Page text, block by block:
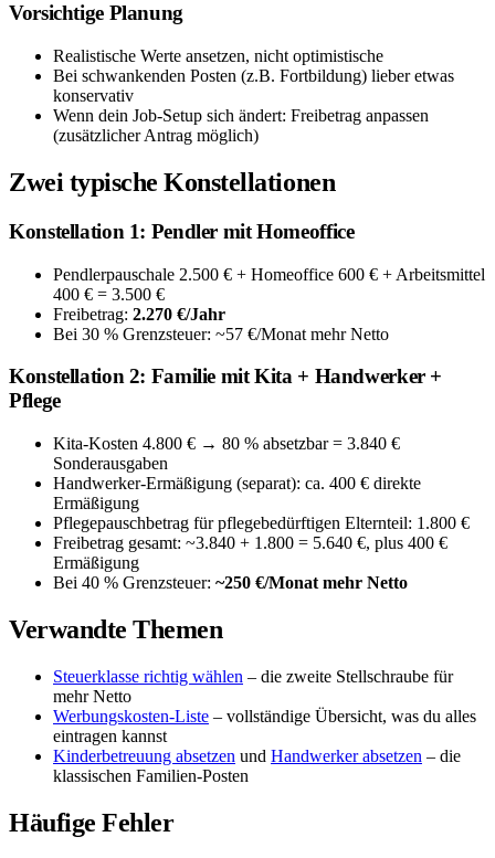
Vorsichtige Planung
Realistische Werte ansetzen, nicht optimistische
Bei schwankenden Posten (z.B. Fortbildung) lieber etwas
konservativ
Wenn dein Job-Setup sich ändert: Freibetrag anpassen
(zusätzlicher Antrag möglich)
Zwei typische Konstellationen
Konstellation 1: Pendler mit Homeoffice
Pendlerpauschale 2.500 € + Homeoffice 600 € + Arbeitsmittel
400 € = 3.500 €
Freibetrag: 2.270 €/Jahr
Bei 30 % Grenzsteuer: ~57 €/Monat mehr Netto
Konstellation 2: Familie mit Kita + Handwerker +
Pflege
Kita-Kosten 4.800 € → 80 % absetzbar = 3.840 €
Sonderausgaben
Handwerker-Ermäßigung (separat): ca. 400 € direkte
Ermäßigung
Pflegepauschbetrag für pflegebedürftigen Elternteil: 1.800 €
Freibetrag gesamt: ~3.840 + 1.800 = 5.640 €, plus 400 €
Ermäßigung
Bei 40 % Grenzsteuer: ~250 €/Monat mehr Netto
Verwandte Themen
Steuerklasse richtig wählen – die zweite Stellschraube für
mehr Netto
Werbungskosten-Liste – vollständige Übersicht, was du alles
eintragen kannst
Kinderbetreuung absetzen und Handwerker absetzen – die
klassischen Familien-Posten
Häufige Fehler